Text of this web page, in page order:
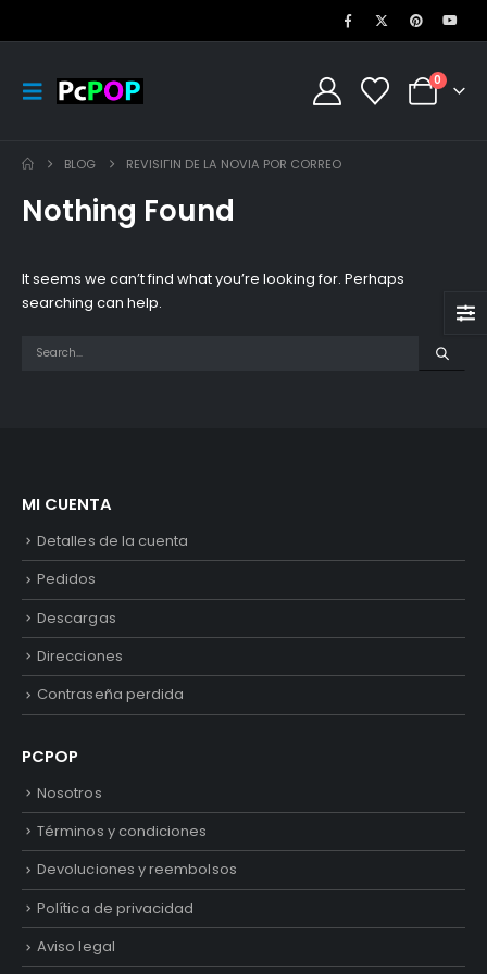
0
BLOG REVISIГІN DE LA NOVIA POR CORREO
Nothing Found
It seems we can’t find what you’re looking for. Perhaps
searching can help.
MI CUENTA
Detalles de la cuenta
Pedidos
Descargas
Direcciones
Contraseña perdida
PCPOP
Nosotros
Términos y condiciones
Devoluciones y reembolsos
Política de privacidad
Aviso legal